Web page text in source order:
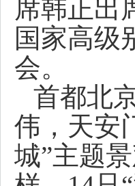
席韩正出
国家高级
会。
首都北
伟，天安
城”主题